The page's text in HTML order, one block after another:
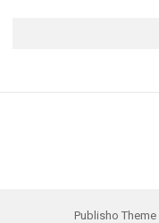
Publisho Theme